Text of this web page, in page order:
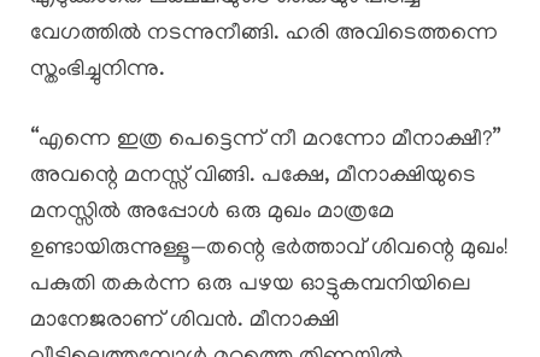
വേഗത്തിൽ നടന്നുനീങ്ങി. ഹരി അവിടെത്തന്നെ
സ്തംഭിച്ചുനിന്നു.
“എന്നെ ഇത്ര പെട്ടെന്ന് നീ മറന്നോ മീനാക്ഷീ?”
അവന്റെ മനസ്സ് വിങ്ങി. പക്ഷേ, മീനാക്ഷിയുടെ
മനസ്സിൽ അപ്പോൾ ഒരു മുഖം മാത്രമേ
ഉണ്ടായിരുന്നുള്ളൂ—തന്റെ ഭർത്താവ് ശിവന്റെ മുഖം!
പകുതി തകർന്ന ഒരു പഴയ ഓട്ടുകമ്പനിയിലെ
മാനേജരാണ് ശിവൻ. മീനാക്ഷി